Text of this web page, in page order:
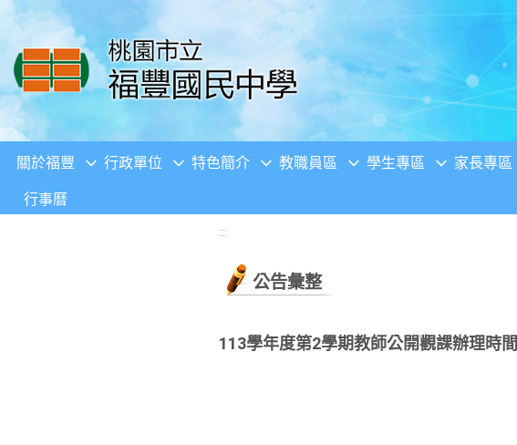
移至網頁之主要內容區位置
關於福豐 行政單位 特色簡介 教職員區 學生專區 家長專區
行事曆
:::
公告彙整
113學年度第2學期教師公開觀課辦理時